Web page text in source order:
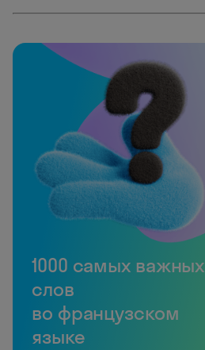
1000 самых важных
слов
во французском
языке